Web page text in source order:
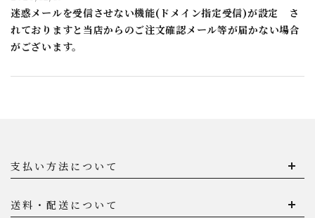
迷惑メールを受信させない機能(ドメイン指定受信)が設定 さ
れておりますと当店からのご注文確認メール等が届かない場合
がございます。
支払い方法について
送料・配送について